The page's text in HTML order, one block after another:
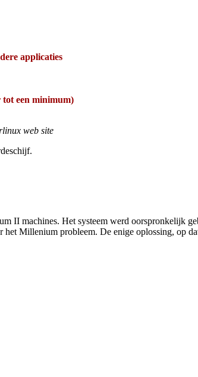
applicaties
tot een minimum)
web site
II machines. Het systeem werd oorspronkelijk
Millenium probleem. De enige oplossing, op